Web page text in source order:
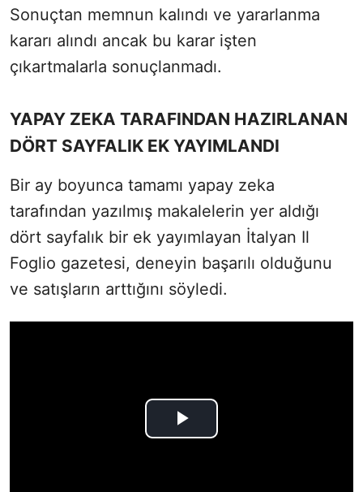
Sonuçtan memnun kalındı ve yararlanma
kararı alındı ancak bu karar işten
çıkartmalarla sonuçlanmadı.
YAPAY ZEKA TARAFINDAN HAZIRLANAN
DÖRT SAYFALIK EK YAYIMLANDI
Bir ay boyunca tamamı yapay zeka
tarafından yazılmış makalelerin yer aldığı
dört sayfalık bir ek yayımlayan İtalyan Il
Foglio gazetesi, deneyin başarılı olduğunu
ve satışların arttığını söyledi.